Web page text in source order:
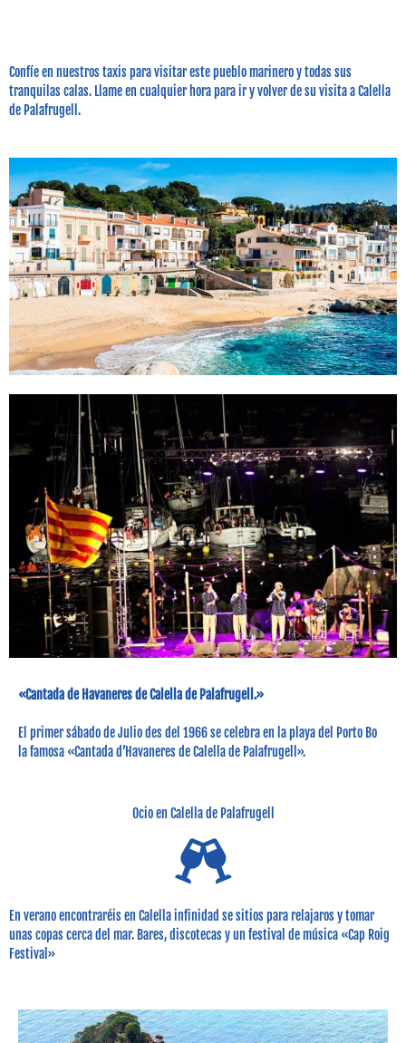
Confíe en nuestros taxis para visitar este pueblo marinero y todas sus
tranquilas calas. Llame en cualquier hora para ir y volver de su visita a Calella
de Palafrugell.
«Cantada de Havaneres de Calella de Palafrugell.»
El primer sábado de Julio des del 1966 se celebra en la playa del Porto Bo
la famosa «Cantada d’Havaneres de Calella de Palafrugell».
Ocio en Calella de Palafrugell
En verano encontraréis en Calella infinidad se sitios para relajaros y tomar
unas copas cerca del mar. Bares, discotecas y un festival de música «Cap Roig
Festival»